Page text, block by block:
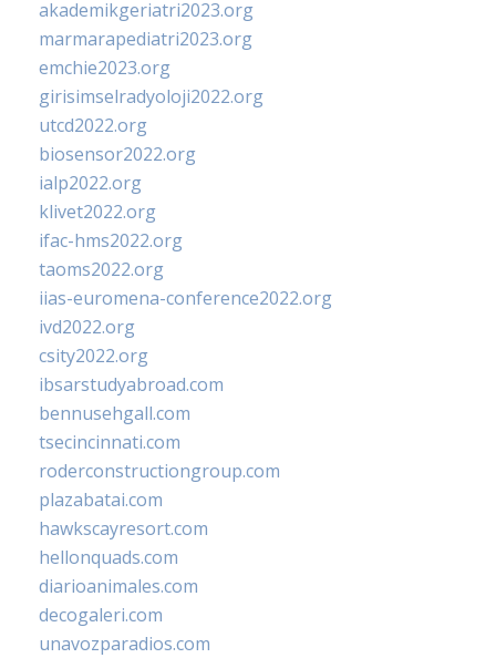
akademikgeriatri2023.org
marmarapediatri2023.org
emchie2023.org
girisimselradyoloji2022.org
utcd2022.org
biosensor2022.org
ialp2022.org
klivet2022.org
ifac-hms2022.org
taoms2022.org
iias-euromena-conference2022.org
ivd2022.org
csity2022.org
ibsarstudyabroad.com
bennusehgall.com
tsecincinnati.com
roderconstructiongroup.com
plazabatai.com
hawkscayresort.com
hellonquads.com
diarioanimales.com
decogaleri.com
unavozparadios.com